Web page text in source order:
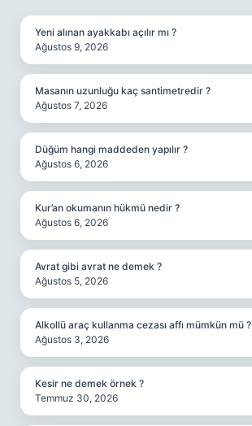
Yeni alınan ayakkabı açılır mı ?
Ağustos 9, 2026
Masanın uzunluğu kaç santimetredir ?
Ağustos 7, 2026
Düğüm hangi maddeden yapılır ?
Ağustos 6, 2026
Kur’an okumanın hükmü nedir ?
Ağustos 6, 2026
Avrat gibi avrat ne demek ?
Ağustos 5, 2026
Alkollü araç kullanma cezası affı mümkün mü ?
Ağustos 3, 2026
Kesir ne demek örnek ?
Temmuz 30, 2026